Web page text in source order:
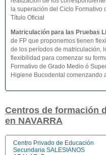
la superación del Ciclo Formativo
Título Oficial
Matriculación para las Pruebas
de FP que proponemos tienen
de los períodos de matriculación,
flexibilidad para comenzar su
Formativo de Grado Medio ó
Higiene Bucodental comenzando
Centros de formación
en NAVARRA
Centro Privado de Educación
Secundaria SALESIANOS